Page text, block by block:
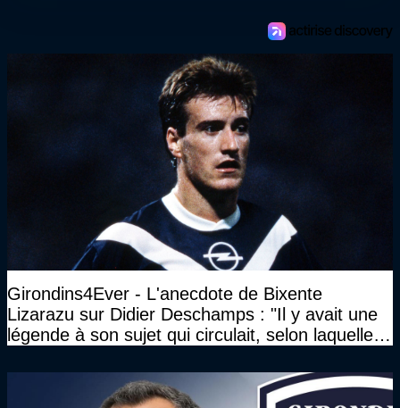
Girondins4Ever - L'anecdote de Bixente
Lizarazu sur Didier Deschamps : "Il y avait une
légende à son sujet qui circulait, selon laquelle il